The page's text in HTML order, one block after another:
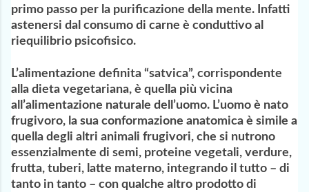
primo passo per la purificazione della mente. Infatti
astenersi dal consumo di carne è conduttivo al
riequilibrio psicofisico.
L’alimentazione definita “satvica”, corrispondente
alla dieta vegetariana, è quella più vicina
all’alimentazione naturale dell’uomo. L’uomo è nato
frugivoro, la sua conformazione anatomica è simile a
quella degli altri animali frugivori, che si nutrono
essenzialmente di semi, proteine vegetali, verdure,
frutta, tuberi, latte materno, integrando il tutto – di
tanto in tanto – con qualche altro prodotto di